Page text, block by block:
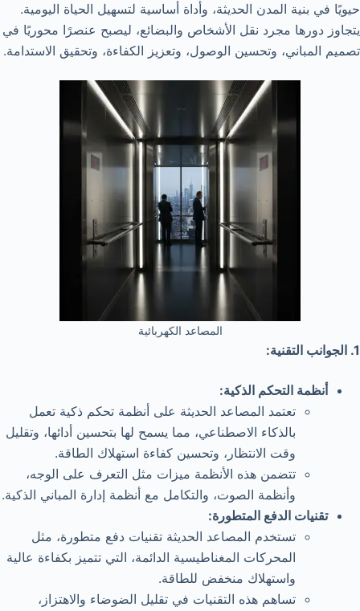
حيويًا في بنية المدن الحديثة، وأداة أساسية لتسهيل الحياة اليومية.
يتجاوز دورها مجرد نقل الأشخاص والبضائع، ليصبح عنصرًا محوريًا في
تصميم المباني، وتحسين الوصول، وتعزيز الكفاءة، وتحقيق الاستدامة.
المصاعد الكهربائية
1. الجوانب التقنية:
أنظمة التحكم الذكية:
تعتمد المصاعد الحديثة على أنظمة تحكم ذكية تعمل
بالذكاء الاصطناعي، مما يسمح لها بتحسين أدائها، وتقليل
وقت الانتظار، وتحسين كفاءة استهلاك الطاقة.
تتضمن هذه الأنظمة ميزات مثل التعرف على الوجه،
وأنظمة الصوت، والتكامل مع أنظمة إدارة المباني الذكية.
تقنيات الدفع المتطورة:
تستخدم المصاعد الحديثة تقنيات دفع متطورة، مثل
المحركات المغناطيسية الدائمة، التي تتميز بكفاءة عالية
واستهلاك منخفض للطاقة.
تساهم هذه التقنيات في تقليل الضوضاء والاهتزاز،